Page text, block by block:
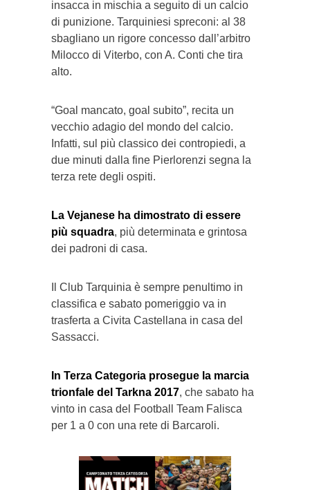
insacca in mischia a seguito di un calcio
di punizione. Tarquiniesi spreconi: al 38
sbagliano un rigore concesso dall’arbitro
Milocco di Viterbo, con A. Conti che tira
alto.
“Goal mancato, goal subito”, recita un
vecchio adagio del mondo del calcio.
Infatti, sul più classico dei contropiedi, a
due minuti dalla fine Pierlorenzi segna la
terza rete degli ospiti.
La Vejanese ha dimostrato di essere
più squadra, più determinata e grintosa
dei padroni di casa.
Il Club Tarquinia è sempre penultimo in
classifica e sabato pomeriggio va in
trasferta a Civita Castellana in casa del
Sassacci.
In Terza Categoria prosegue la marcia
trionfale del Tarkna 2017, che sabato ha
vinto in casa del Football Team Falisca
per 1 a 0 con una rete di Barcaroli.